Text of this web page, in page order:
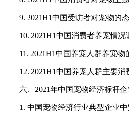
9. 2021H1中国受访者对宠物的
10. 2021H1中国消费者养宠情况
11. 2021H1中国养宠人群养宠物
12. 2021H1中国养宠人群主要消
六、2021年中国宠物经济标杆企
1. 中国宠物经济行业典型企业中